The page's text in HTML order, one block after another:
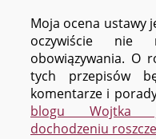
Moja ocena ustawy
oczywiście
obowiązywania. O
tych przepisów
komentarze i
blogu Wojtka
dochodzeniu